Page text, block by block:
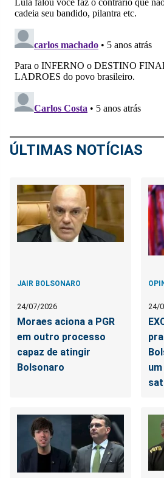
ÚLTIMAS NOTÍCIAS
JAIR BOLSONARO
24/07/2026
Moraes aciona a PGR
em outro processo
capaz de atingir
Bolsonaro
24/